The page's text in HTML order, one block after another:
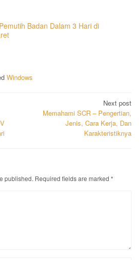
Badan Dalam 3 Hari di
Windows
Next post
Memahami SCR – Pengertian,
Jenis, Cara Kerja, Dan
Karakteristiknya
published. Required fields are marked *